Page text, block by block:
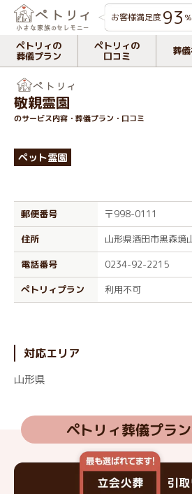
お客様満足度 93 %
ペトリィの
葬儀プラン
ペトリィの
口コミ
葬
敬親霊園
のサービス内容・葬儀プラン・口コミ
ペット霊園
郵便番号
〒998-0111
住所
山形県酒田市黒森境
電話番号
0234-92-2215
ぺトリィプラン
利用不可
対応エリア
山形県
ペトリィ葬儀プラ